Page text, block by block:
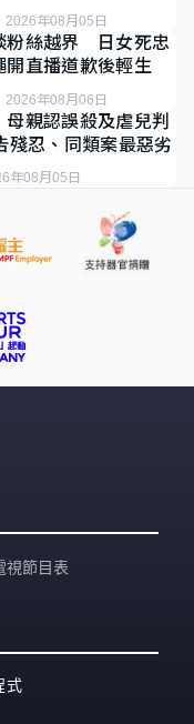
2026年08月05日
粉絲越界 日女死忠
直播道歉後輕生
2026年08月06日
親認誤殺及虐兒判
忍、同類案最惡劣
年08月05日
視節目表
式